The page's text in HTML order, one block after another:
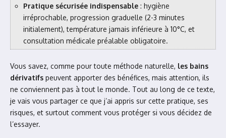
Pratique sécurisée indispensable : hygiène
irréprochable, progression graduelle (2-3 minutes
initialement), température jamais inférieure à 10°C, et
consultation médicale préalable obligatoire.
Vous savez, comme pour toute méthode naturelle, les bains
dérivatifs peuvent apporter des bénéfices, mais attention, ils
ne conviennent pas à tout le monde. Tout au long de ce texte,
je vais vous partager ce que j’ai appris sur cette pratique, ses
risques, et surtout comment vous protéger si vous décidez de
l’essayer.